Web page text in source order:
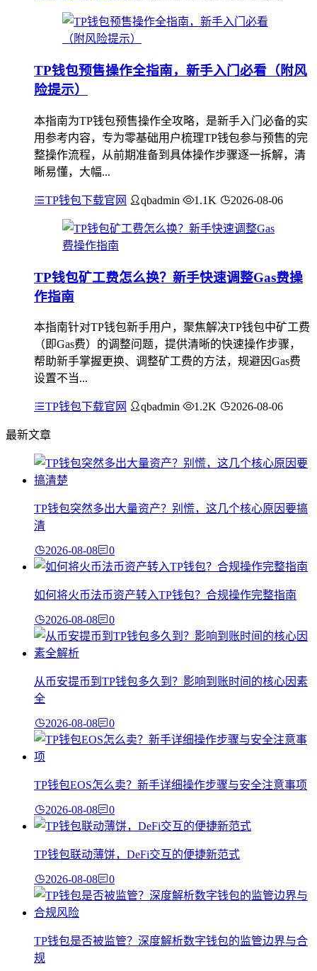
TP钱包预售操作全指南，新手入门必看（附风
险提示）
本指南为TP钱包预售操作全攻略，是新手入门必备的实
用参考内容，专为零基础用户梳理TP钱包参与预售的完
整操作流程，从前期准备到具体操作步骤逐一拆解，清
晰易懂，大幅...
TP钱包下载官网 qbadmin 1.1K 2026-08-06
TP钱包矿工费怎么换？新手快速调整Gas费操
作指南
本指南针对TP钱包新手用户，聚焦解决TP钱包中矿工费
（即Gas费）的调整问题，提供清晰的快速操作步骤，
帮助新手掌握更换、调整矿工费的方法，规避因Gas费
设置不当...
TP钱包下载官网 qbadmin 1.2K 2026-08-06
最新文章
TP钱包突然多出大量资产？别慌，这几个核心原因要搞
清
2026-08-08 0
如何将火币法币资产转入TP钱包？合规操作完整指南
2026-08-08 0
从币安提币到TP钱包多久到？影响到账时间的核心因素
全
2026-08-08 0
TP钱包EOS怎么卖？新手详细操作步骤与安全注意事项
2026-08-08 0
TP钱包联动薄饼，DeFi交互的便捷新范式
2026-08-08 0
TP钱包是否被监管？深度解析数字钱包的监管边界与合
规